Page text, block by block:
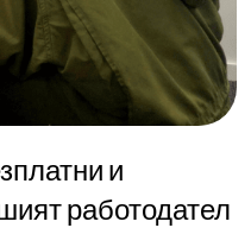
и
работодател